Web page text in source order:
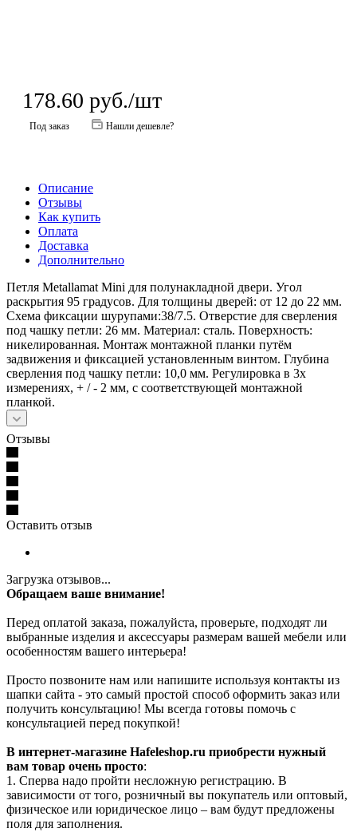
178.60 руб./шт
Под заказ Нашли дешевле?
Описание
Отзывы
Как купить
Оплата
Доставка
Дополнительно
Петля Metallamat Mini для полунакладной двери. Угол
раскрытия 95 градусов. Для толщины дверей: от 12 до 22 мм.
Схема фиксации шурупами:38/7.5. Отверстие для сверления
под чашку петли: 26 мм. Материал: сталь. Поверхность:
никелированная. Монтаж монтажной планки путём
задвижения и фиксацией установленным винтом. Глубина
сверления под чашку петли: 10,0 мм. Регулировка в 3х
измерениях, + / - 2 мм, с соответствующей монтажной
планкой.
Отзывы
Оставить отзыв
Загрузка отзывов...
Обращаем ваше внимание!
Перед оплатой заказа, пожалуйста, проверьте, подходят ли
выбранные изделия и аксессуары размерам вашей мебели или
особенностям вашего интерьера!
Просто позвоните нам или напишите используя контакты из
шапки сайта - это самый простой способ оформить заказ или
получить консультацию! Мы всегда готовы помочь с
консультацией перед покупкой!
В интернет-магазине Hafeleshop.ru приобрести нужный
вам товар очень просто:
1. Сперва надо пройти несложную регистрацию. В
зависимости от того, розничный вы покупатель или оптовый,
физическое или юридическое лицо – вам будут предложены
поля для заполнения.